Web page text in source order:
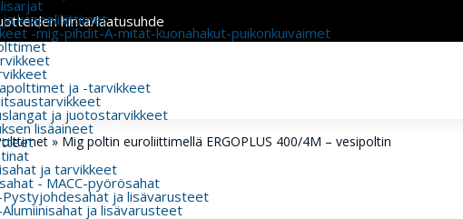
hinta/laatusuhde
kaapeliliittimet
-mig-pihdit-A-mitat-kuonahakut-puikonkuivaimet
ja -tarvikkeet
ja juotostarvikkeet
lisäaineet
ja tarvikkeet
- MACC-pyörösahat
Pystyjohdesahat ja lisävarusteet
Alumiinisahat ja lisävarusteet
» Mig poltin euroliittimellä ERGOPLUS 400/4M – vesipoltin